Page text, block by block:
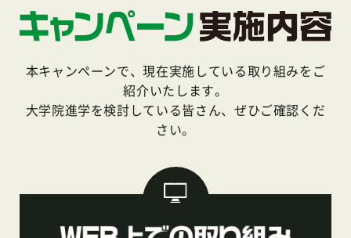
本キャンペーンで、現在実施している取り組みをご
紹介いたします。
大学院進学を検討している皆さん、ぜひご確認くだ
さい。